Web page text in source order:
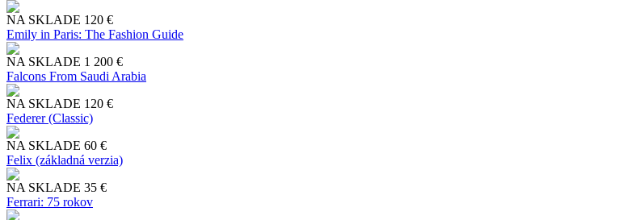
NA SKLADE 120 €
Emily in Paris: The Fashion Guide
NA SKLADE 1 200 €
Falcons From Saudi Arabia
NA SKLADE 120 €
Federer (Classic)
NA SKLADE 60 €
Felix (základná verzia)
NA SKLADE 35 €
Ferrari: 75 rokov